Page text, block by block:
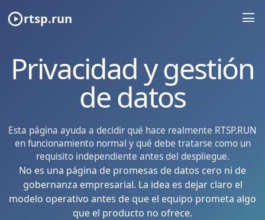
rtsp.run
Privacidad y gestión
de datos
Esta página ayuda a decidir qué hace realmente RTSP.RUN
en funcionamiento normal y qué debe tratarse como un
requisito independiente antes del despliegue.
No es una página de promesas de datos cero ni de
gobernanza empresarial. La idea es dejar claro el
modelo operativo antes de que el equipo prometa algo
que el producto no ofrece.